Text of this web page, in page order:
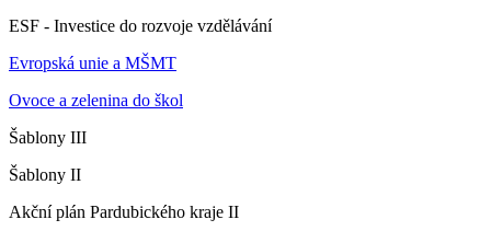
ESF - Investice do rozvoje vzdělávání
Evropská unie a MŠMT
Ovoce a zelenina do škol
Šablony III
Šablony II
Akční plán Pardubického kraje II